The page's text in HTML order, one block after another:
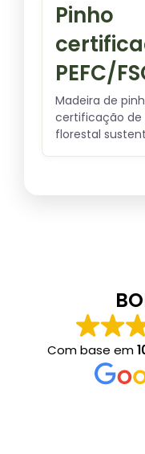
Pinho
PEFC/
Madeira de
certificação de
florestal
Com base em